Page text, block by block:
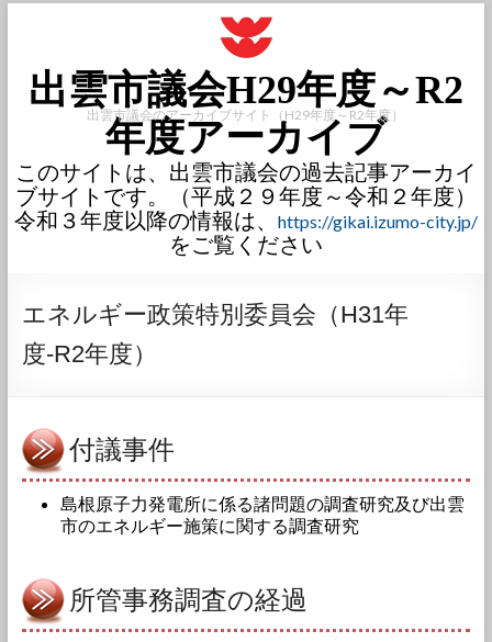
出雲市議会H29年度～R2
年度アーカイブ
出雲市議会のアーカイブサイト（H29年度～R2年度）
このサイトは、出雲市議会の過去記事アーカイ
ブサイトです。（平成２９年度～令和２年度）
令和３年度以降の情報は、
https://gikai.izumo-city.jp/
をご覧ください
エネルギー政策特別委員会（H31年
度-R2年度）
付議事件
島根原子力発電所に係る諸問題の調査研究及び出雲
市のエネルギー施策に関する調査研究
所管事務調査の経過